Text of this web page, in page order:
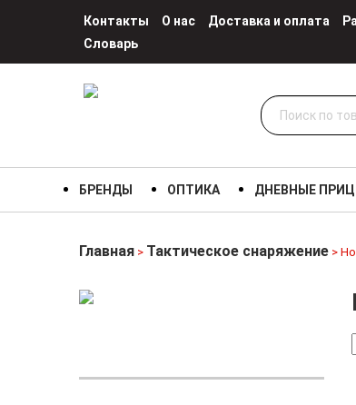
Контакты О нас Доставка и оплата
Словарь
Искать:
БРЕНДЫ ОПТИКА ДНЕВНЫЕ
Главная > Тактическое снаряжение >